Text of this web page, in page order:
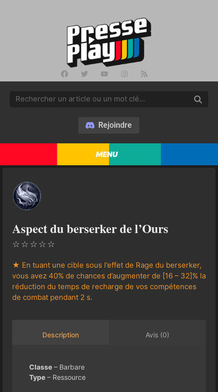
Rejoindre
MENU
Aspect du berserker de l’Ours
☆ ☆ ☆ ☆ ☆
★ En tuant une cible sous l’effet de Rage du berserker,
vous avez 40% de chances d’augmenter de [16 – 32]% la
réduction du temps de recharge de vos compétences
de combat pendant 2 s.
Description Avis (0)
Classe – Barbare
Type – Ressource